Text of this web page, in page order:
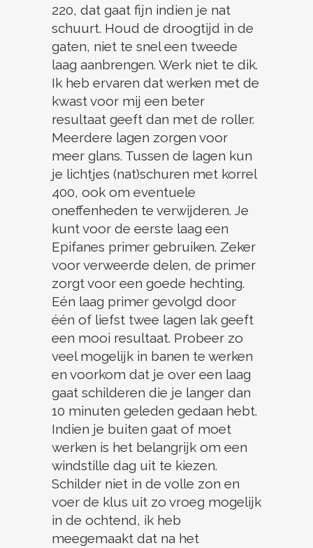
220, dat gaat fijn indien je nat
schuurt. Houd de droogtijd in de
gaten, niet te snel een tweede
laag aanbrengen. Werk niet te dik.
Ik heb ervaren dat werken met de
kwast voor mij een beter
resultaat geeft dan met de roller.
Meerdere lagen zorgen voor
meer glans. Tussen de lagen kun
je lichtjes (nat)schuren met korrel
400, ook om eventuele
oneffenheden te verwijderen. Je
kunt voor de eerste laag een
Epifanes primer gebruiken. Zeker
voor verweerde delen, de primer
zorgt voor een goede hechting.
Eén laag primer gevolgd door
één of liefst twee lagen lak geeft
een mooi resultaat. Probeer zo
veel mogelijk in banen te werken
en voorkom dat je over een laag
gaat schilderen die je langer dan
10 minuten geleden gedaan hebt.
Indien je buiten gaat of moet
werken is het belangrijk om een
windstille dag uit te kiezen.
Schilder niet in de volle zon en
voer de klus uit zo vroeg mogelijk
in de ochtend, ik heb
meegemaakt dat na het